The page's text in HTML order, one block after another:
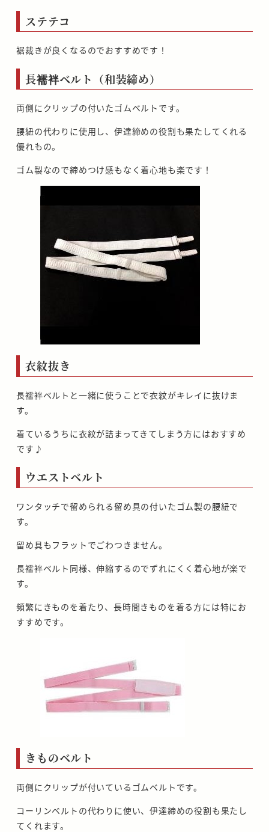
ステテコ
裾裁きが良くなるのでおすすめです！
長襦袢ベルト（和装締め）
両側にクリップの付いたゴムベルトです。
腰紐の代わりに使用し、伊達締めの役割も果たしてくれる
優れもの。
ゴム製なので締めつけ感もなく着心地も楽です！
衣紋抜き
長襦袢ベルトと一緒に使うことで衣紋がキレイに抜けま
す。
着ているうちに衣紋が詰まってきてしまう方にはおすすめ
です♪
ウエストベルト
ワンタッチで留められる留め具の付いたゴム製の腰紐で
す。
留め具もフラットでごわつきません。
長襦袢ベルト同様、伸縮するのでずれにくく着心地が楽で
す。
頻繁にきものを着たり、長時間きものを着る方には特にお
すすめです。
きものベルト
両側にクリップが付いているゴムベルトです。
コーリンベルトの代わりに使い、伊達締めの役割も果たし
てくれます。